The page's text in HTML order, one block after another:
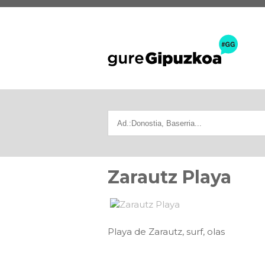
Zarautz Playa
Playa de Zarautz, surf, olas